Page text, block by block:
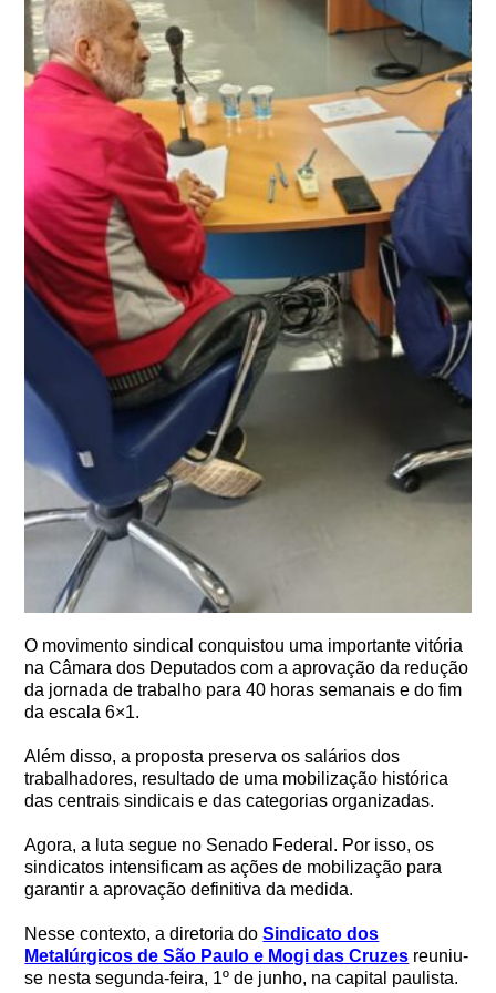
O movimento sindical conquistou uma importante vitória
na Câmara dos Deputados com a aprovação da redução
da jornada de trabalho para 40 horas semanais e do fim
da escala 6×1.
Além disso, a proposta preserva os salários dos
trabalhadores, resultado de uma mobilização histórica
das centrais sindicais e das categorias organizadas.
Agora, a luta segue no Senado Federal. Por isso, os
sindicatos intensificam as ações de mobilização para
garantir a aprovação definitiva da medida.
Nesse contexto, a diretoria doSindicato dos
Metalúrgicos de São Paulo e Mogi das Cruzes reuniu-
se nesta segunda-feira, 1º de junho, na capital paulista.